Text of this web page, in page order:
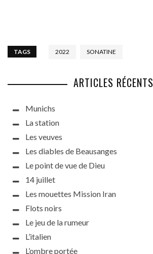
TAGS 2022 SONATINE
ARTICLES RÉCENTS
Munichs
La station
Les veuves
Les diables de Beausanges
Le point de vue de Dieu
14 juillet
Les mouettes Mission Iran
Flots noirs
Le jeu de la rumeur
L’italien
L’ombre portée